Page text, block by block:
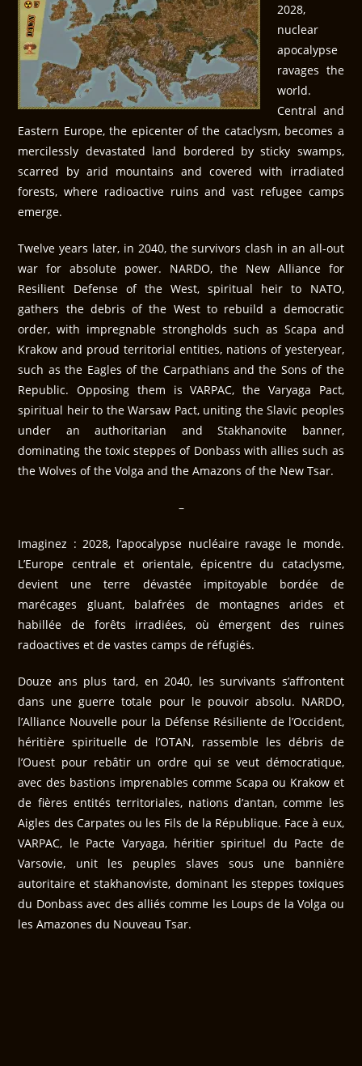
2028,
nuclear
apocalypse
ravages the
world.
Central and
Eastern Europe, the epicenter of the cataclysm, becomes a
mercilessly devastated land bordered by sticky swamps,
scarred by arid mountains and covered with irradiated
forests, where radioactive ruins and vast refugee camps
emerge.
Twelve years later, in 2040, the survivors clash in an all-out
war for absolute power. NARDO, the New Alliance for
Resilient Defense of the West, spiritual heir to NATO,
gathers the debris of the West to rebuild a democratic
order, with impregnable strongholds such as Scapa and
Krakow and proud territorial entities, nations of yesteryear,
such as the Eagles of the Carpathians and the Sons of the
Republic. Opposing them is VARPAC, the Varyaga Pact,
spiritual heir to the Warsaw Pact, uniting the Slavic peoples
under an authoritarian and Stakhanovite banner,
dominating the toxic steppes of Donbass with allies such as
the Wolves of the Volga and the Amazons of the New Tsar.
–
Imaginez : 2028, l’apocalypse nucléaire ravage le monde.
L’Europe centrale et orientale, épicentre du cataclysme,
devient une terre dévastée impitoyable bordée de
marécages gluant, balafrées de montagnes arides et
habillée de forêts irradiées, où émergent des ruines
radoactives et de vastes camps de réfugiés.
Douze ans plus tard, en 2040, les survivants s’affrontent
dans une guerre totale pour le pouvoir absolu. NARDO,
l’Alliance Nouvelle pour la Défense Résiliente de l’Occident,
héritière spirituelle de l’OTAN, rassemble les débris de
l’Ouest pour rebâtir un ordre qui se veut démocratique,
avec des bastions imprenables comme Scapa ou Krakow et
de fières entités territoriales, nations d’antan, comme les
Aigles des Carpates ou les Fils de la République. Face à eux,
VARPAC, le Pacte Varyaga, héritier spirituel du Pacte de
Varsovie, unit les peuples slaves sous une bannière
autoritaire et stakhanoviste, dominant les steppes toxiques
du Donbass avec des alliés comme les Loups de la Volga ou
les Amazones du Nouveau Tsar.